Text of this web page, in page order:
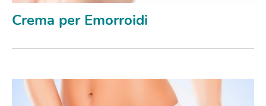
Crema per Emorroidi